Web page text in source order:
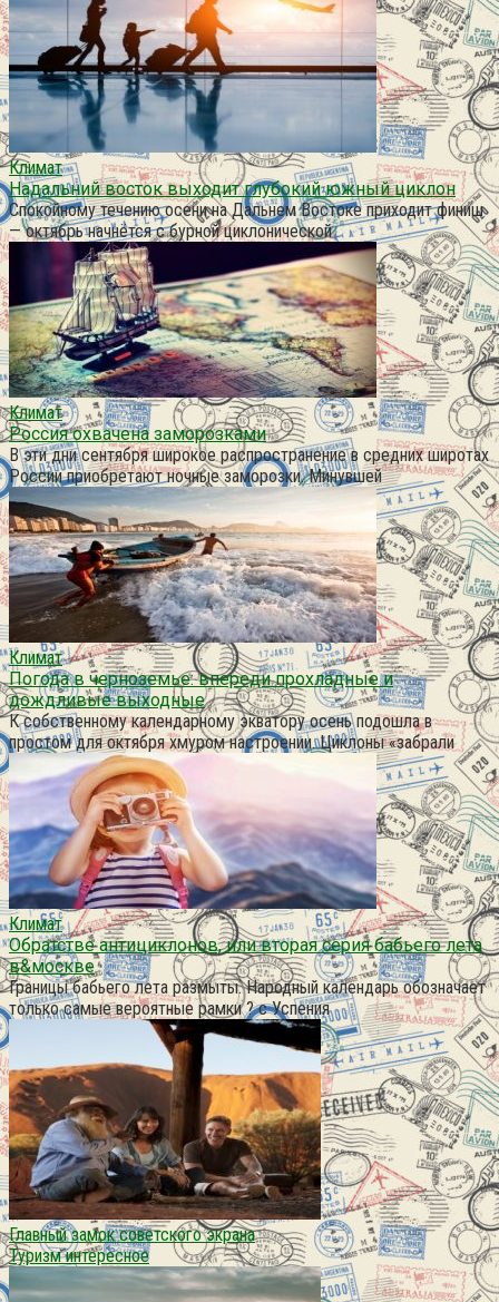
Климат
Надальний восток выходит глубокий южный циклон
Спокойному течению осени на Дальнем Востоке приходит финиш
— октябрь начнётся с бурной циклонической
Климат
Россия охвачена заморозками
В эти дни сентября широкое распространение в средних широтах
России приобретают ночные заморозки. Минувшей
Климат
Погода в черноземье: впереди прохладные и
дождливые выходные
К собственному календарному экватору осень подошла в
простом для октября хмуром настроении. Циклоны «забрали
Климат
Обратстве антициклонов, или вторая серия бабьего лета
в&москве
Границы бабьего лета размыты. Народный календарь обозначает
только самые вероятные рамки ? с Успения
Главный замок советского экрана
Туризм интересное